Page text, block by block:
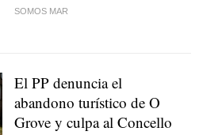
SOMOS MAR
El PP denuncia el
abandono turístico de O
Grove y culpa al Concello